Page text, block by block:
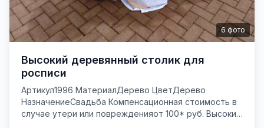
6 фото
Высокий деревянный столик для
росписи
Артикул1996 МатериалДерево ЦветДерево
НазначениеСвадьба Компенсационная стоимость в
случае утери или поврежденияот 100* руб. Высокий